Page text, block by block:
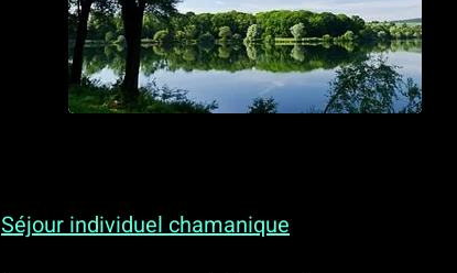
Séjour individuel chamanique